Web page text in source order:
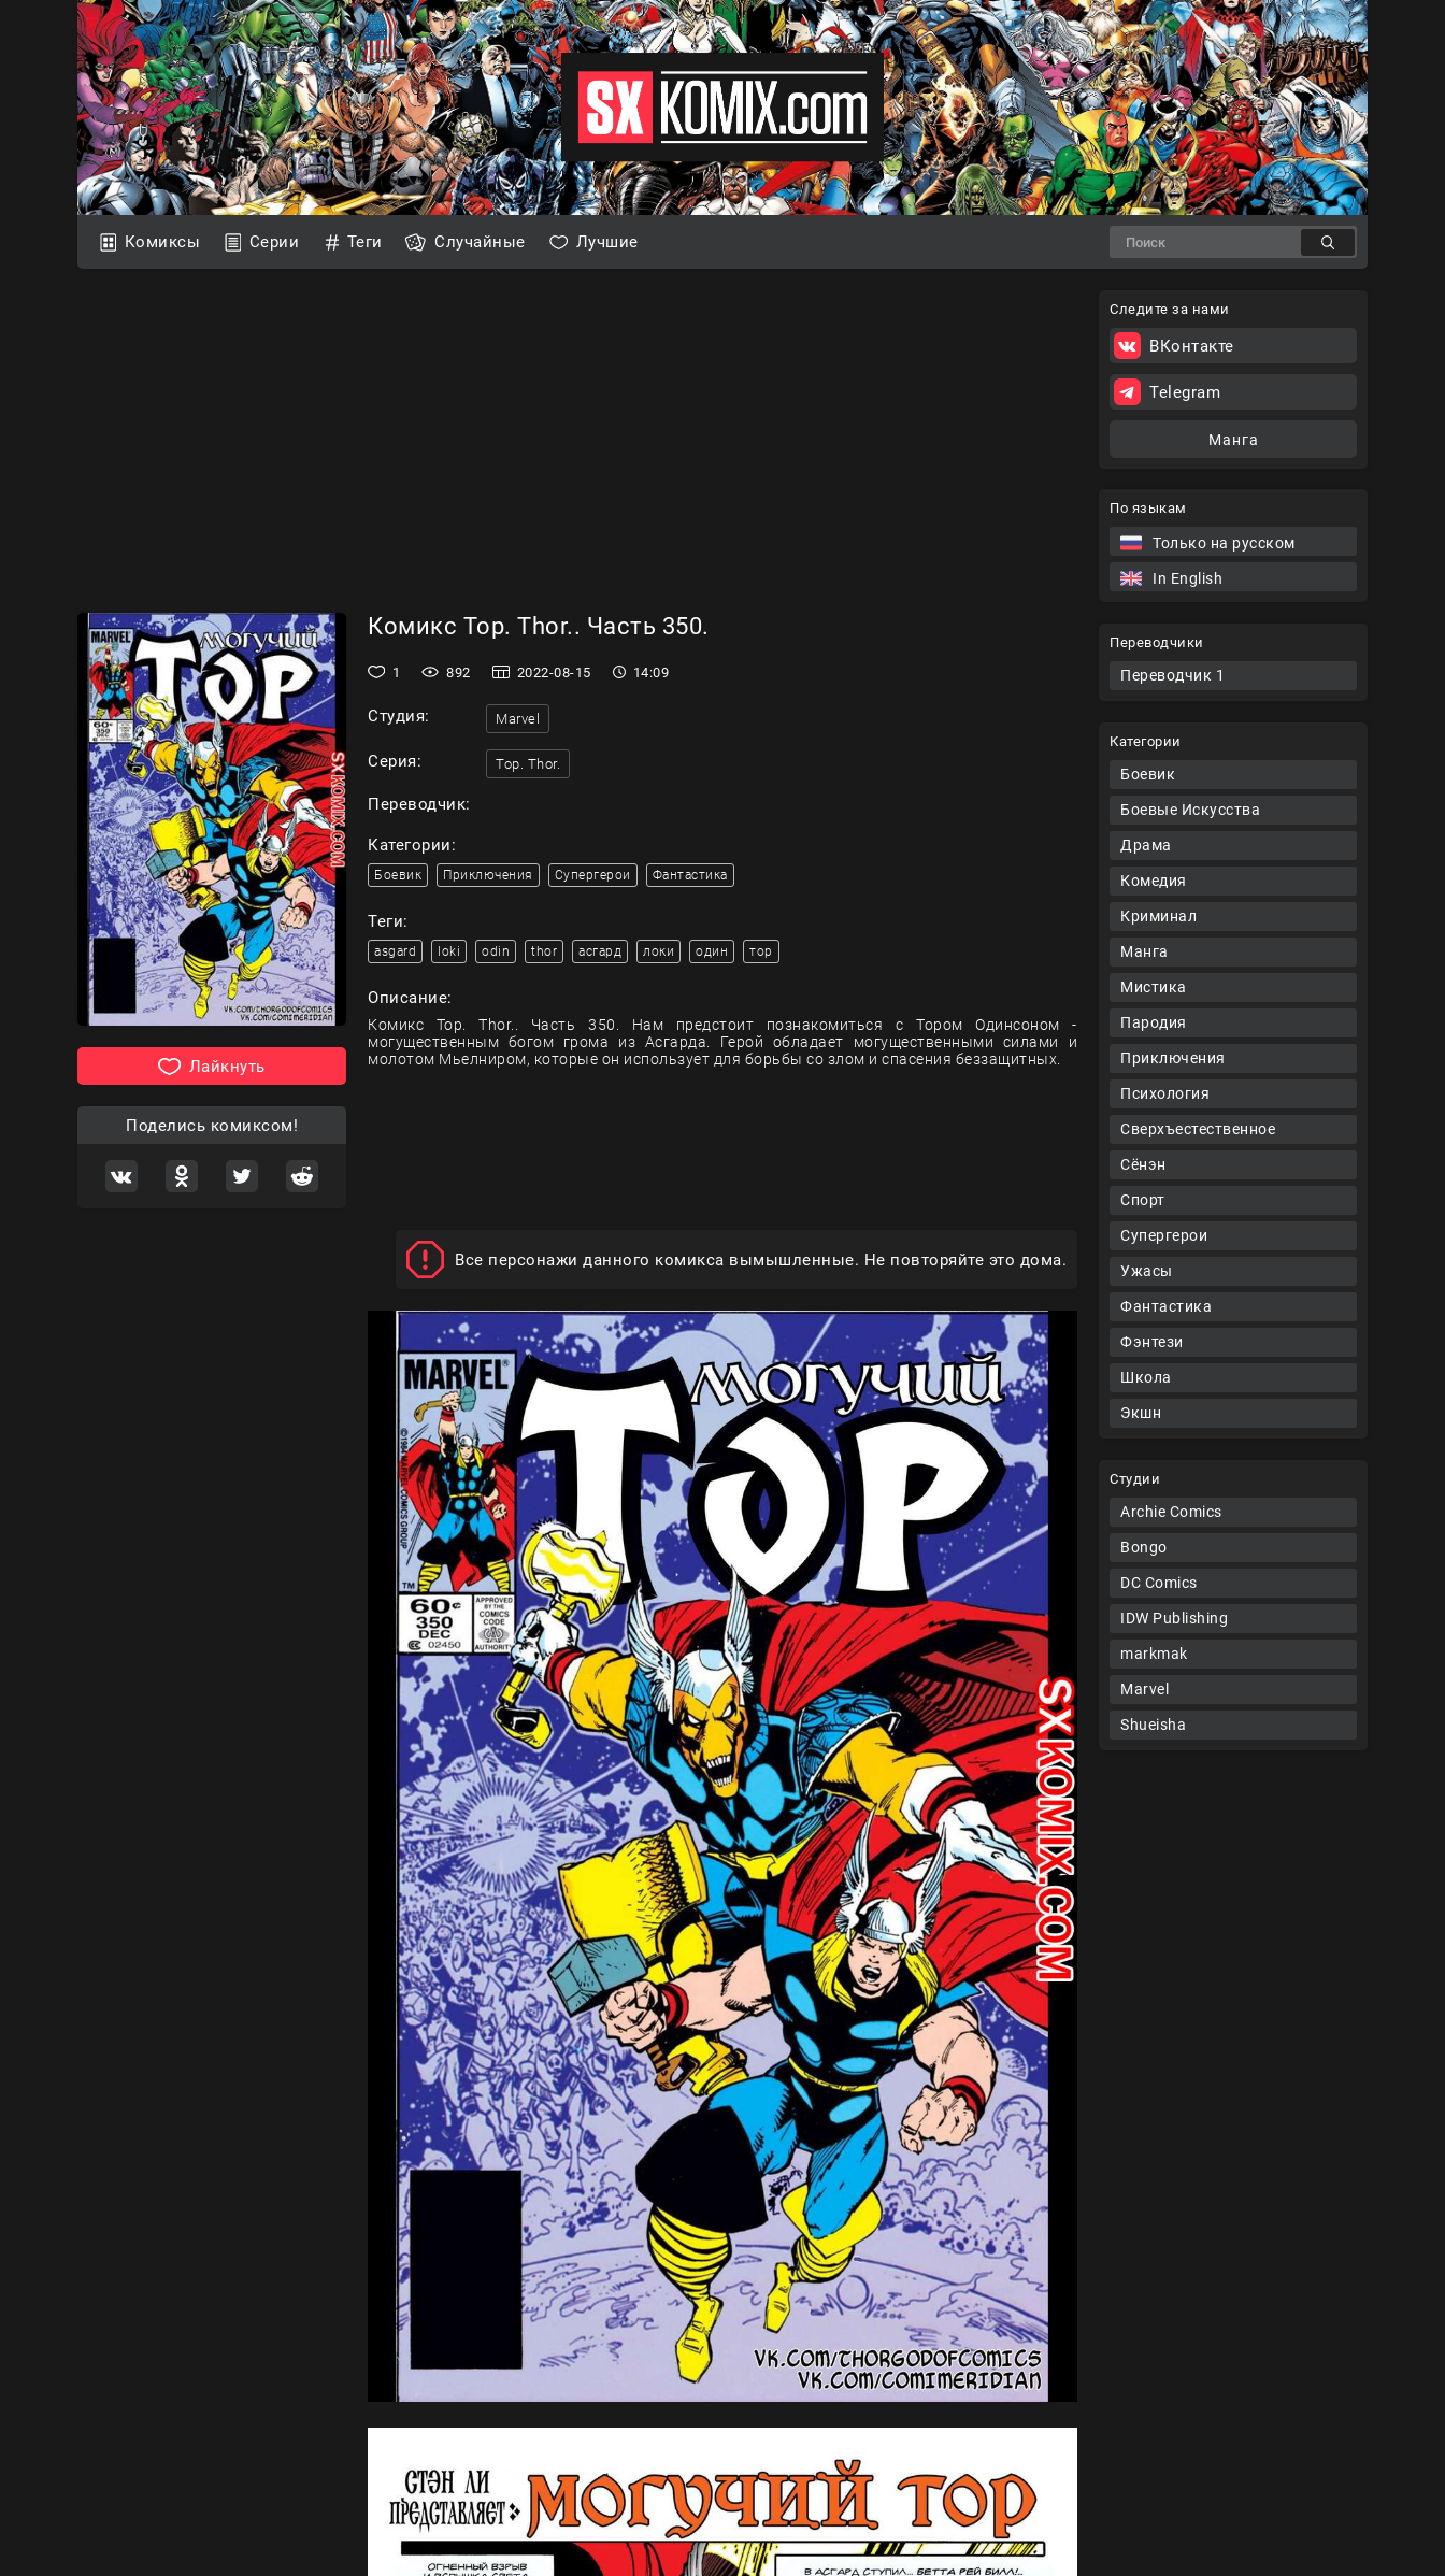
Комиксы Серии Теги Случайные Лучшие
По языкам
Только на русском
In English
Переводчики
Переводчик 1
Категории
Боевик
Боевые Искусства
Драма
Комедия
Криминал
Манга
Мистика
Пародия
Приключения
Психология
Сверхъестественное
Сёнэн
Спорт
Супергерои
Ужасы
Фантастика
Фэнтези
Школа
Экшн
Студии
Archie Comics
Bongo
DC Comics
IDW Publishing
markmak
Marvel
Shueisha
Лайкнуть
Поделись комиксом!
Комикс Тор. Thor.. Часть 350.
1 892 2022-08-15 14:09
Студия: Marvel
Серия: Тор. Thor.
Переводчик:
Категории:
Боевик Приключения Супергерои Фантастика
Теги:
asgard loki odin thor асгард локи один тор
Описание:
Комикс Тор. Thor.. Часть 350. Нам предстоит познакомиться с Тором Одинсоном -
могущественным богом грома из Асгарда. Герой обладает могущественными силами и
молотом Мьелниром, которые он использует для борьбы со злом и спасения беззащитных.
Все персонажи данного комикса вымышленные. Не повторяйте это дома.
Следите за нами
ВКонтакте
Telegram
Манга